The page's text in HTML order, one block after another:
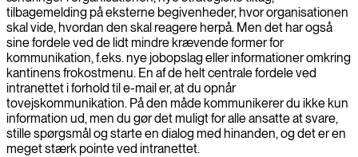
tilbagemelding på eksterne begivenheder, hvor organisationen
skal vide, hvordan den skal reagere herpå. Men det har også
sine fordele ved de lidt mindre krævende former for
kommunikation, f.eks. nye jobopslag eller informationer omkring
kantinens frokostmenu. En af de helt centrale fordele ved
intranettet i forhold til e-mail er, at du opnår
tovejskommunikation. På den måde kommunikerer du ikke kun
information ud, men du gør det muligt for alle ansatte at svare,
stille spørgsmål og starte en dialog med hinanden, og det er en
meget stærk pointe ved intranettet.